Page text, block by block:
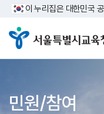
이 누리집은 대한민국
민원/참여